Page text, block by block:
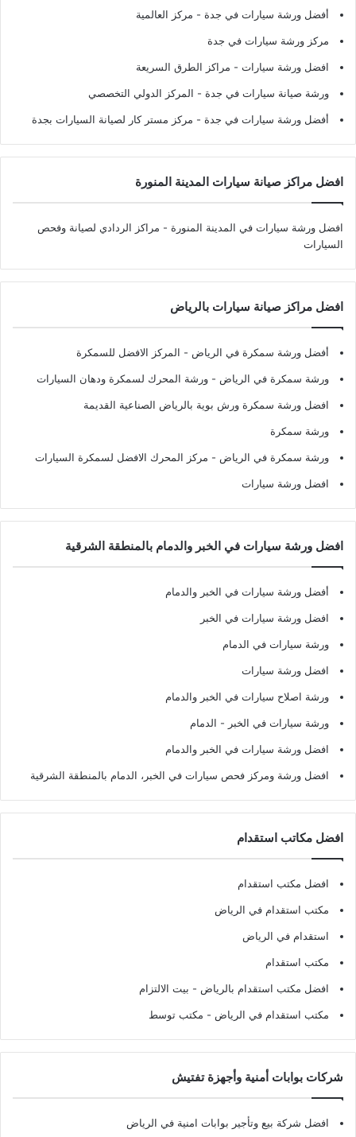
أفضل ورشة سيارات في جدة - مركز العالمية
مركز ورشة سيارات في جدة
افضل ورشة سيارات - مراكز الطرق السريعة
ورشة صيانة سيارات في جدة - المركز الدولي التخصصي
أفضل ورشة سيارات في جدة - مركز مستر كار لصيانة السيارات بجدة
افضل مراكز صيانة سيارات المدينة المنورة
افضل ورشة سيارات في المدينة المنورة - مراكز الردادي لصيانة وفحص
السيارات
افضل مراكز صيانة سيارات بالرياض
أفضل ورشة سمكرة في الرياض - المركز الافضل للسمكرة
ورشة سمكرة في الرياض - ورشة المحرك لسمكرة ودهان السيارات
افضل ورشة سمكرة ورش بوية بالرياض الصناعية القديمة
ورشة سمكرة
ورشة سمكرة في الرياض - مركز المحرك الافضل لسمكرة السيارات
افضل ورشة سيارات
افضل ورشة سيارات في الخبر والدمام بالمنطقة الشرقية
أفضل ورشة سيارات في الخبر والدمام
افضل ورشة سيارات في الخبر
ورشة سيارات في الدمام
افضل ورشة سيارات
ورشة اصلاح سيارات في الخبر والدمام
ورشة سيارات في الخبر - الدمام
افضل ورشة سيارات في الخبر والدمام
افضل ورشة ومركز فحص سيارات في الخبر، الدمام بالمنطقة الشرقية
افضل مكاتب استقدام
افضل مكتب استقدام
مكتب استقدام في الرياض
استقدام في الرياض
مكتب استقدام
افضل مكتب استقدام بالرياض - بيت الالتزام
مكتب استقدام في الرياض - مكتب توسط
شركات بوابات أمنية وأجهزة تفتيش
افضل شركة بيع وتأجير بوابات امنية في الرياض